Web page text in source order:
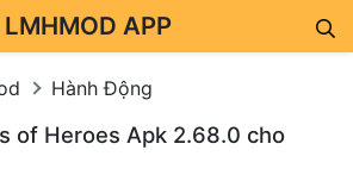
LMHMOD APP
Hành Động
of Heroes Apk 2.68.0 cho